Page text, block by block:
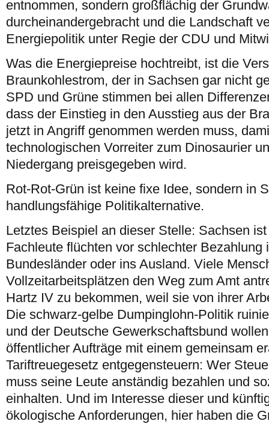
entnommen, sondern großflächig der
durcheinandergebracht und die Landschaft
Energiepolitik unter Regie der CDU und
Was die Energiepreise hochtreibt, ist die
Braunkohlestrom, der in Sachsen gar nicht
SPD und Grüne stimmen bei allen
dass der Einstieg in den Ausstieg aus der
jetzt in Angriff genommen werden muss,
technologischen Vorreiter zum Dinosaurier
Niedergang preisgegeben wird.
Rot-Rot-Grün ist keine fixe Idee, sondern in
handlungsfähige Politikalternative.
Letztes Beispiel an dieser Stelle: Sachsen
Fachleute flüchten vor schlechter Bezahlung
Bundesländer oder ins Ausland. Viele
Vollzeitarbeitsplätzen den Weg zum Amt
Hartz IV zu bekommen, weil sie von ihrer
Die schwarz-gelbe Dumpinglohn-Politik
und der Deutsche Gewerkschaftsbund
öffentlicher Aufträge mit einem gemeinsam
Tariftreuegesetz entgegensteuern: Wer
muss seine Leute anständig bezahlen und
einhalten. Und im Interesse dieser und
ökologische Anforderungen, hier haben die